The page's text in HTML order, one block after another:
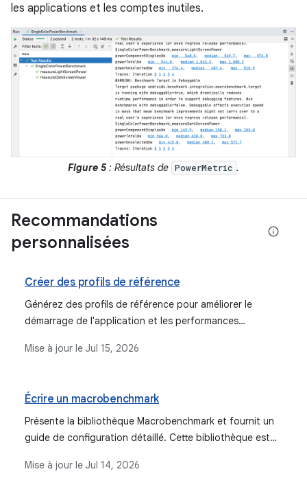
les applications et les comptes inutiles.
Figure 5 : Résultats de PowerMetric .
Recommandations
personnalisées
Créer des profils de référence
Générez des profils de référence pour améliorer le
démarrage de l'application et les performances
Jetpack Macrobenchmark.
Mise à jour le Jul 15, 2026
Écrire un macrobenchmark
Présente la bibliothèque Macrobenchmark et fournit un
guide de configuration détaillé. Cette bibliothèque est
plus importants, tels que le démarrage de l'application
Mise à jour le Jul 14, 2026